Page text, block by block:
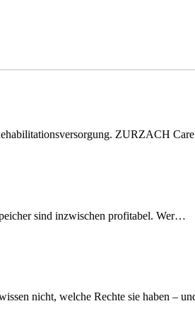
ZURZACH
sind inzwischen profitabel. Wer…
nicht, welche Rechte sie haben –